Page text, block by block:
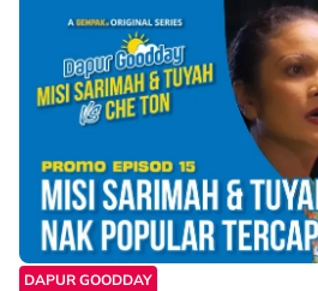
DAPUR GOODDAY